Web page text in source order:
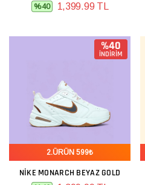
%40 1,399.99 TL
%40
İNDİRİM
2.ÜRÜN 599₺
NIKE MONARCH BEYAZ GOLD